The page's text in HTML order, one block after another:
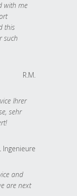
with me
this
such
R.M.
Ihrer
sehr
Ingenieure
and
are next